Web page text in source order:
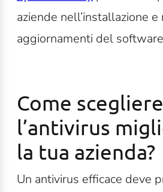
aziende nell’installazione e
aggiornamenti del
Come scegliere
l’antivirus
la tua azienda?
Un antivirus efficace deve